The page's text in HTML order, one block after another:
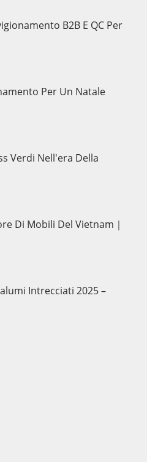
B2B E QC Per
Per Un Natale
Verdi Nell'era Della
Di Mobili Del Vietnam｜
Intrecciati 2025 –